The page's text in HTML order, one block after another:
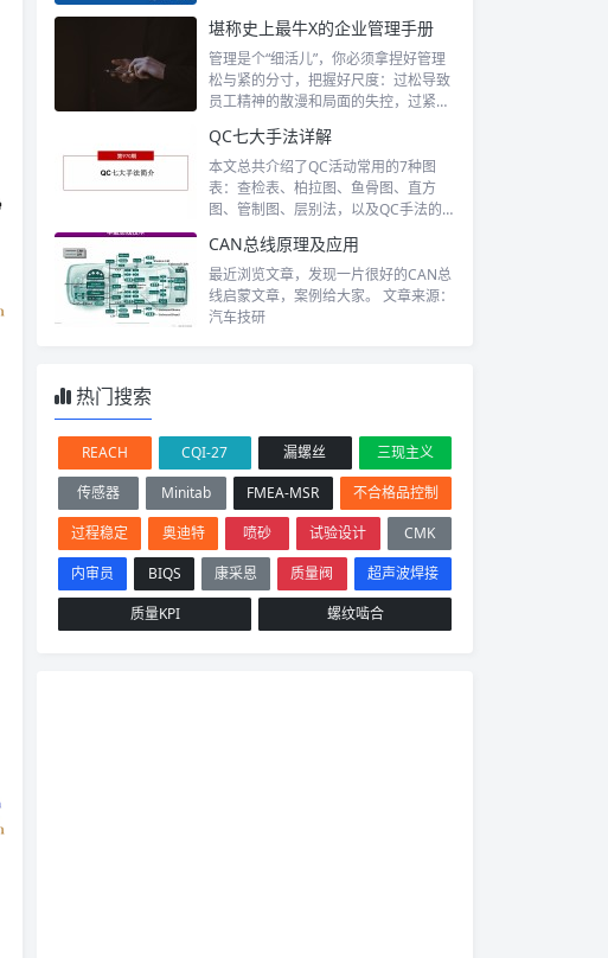
堪称史上最牛X的企业管理手册
管理是个“细活儿”，你必须拿捏好管理
松与紧的分寸，把握好尺度：过松导致
员工精神的散漫和局面的失控，过紧又
QC七大手法详解
本文总共介绍了QC活动常用的7种图
表：查检表、柏拉图、鱼骨图、直方
图、管制图、层别法，以及QC手法的
CAN总线原理及应用
最近浏览文章，发现一片很好的CAN总
线启蒙文章，案例给大家。 文章来源：
汽车技研
热门搜索
REACH CQI-27 漏螺丝
三现主义
传感器
Minitab FMEA-MSR
不合格品控制
过程稳定
奥迪特 喷砂 试验设计
CMK
内审员
BIQS 康采恩 质量阀
超声波焊接
质量KPI
螺纹啮合